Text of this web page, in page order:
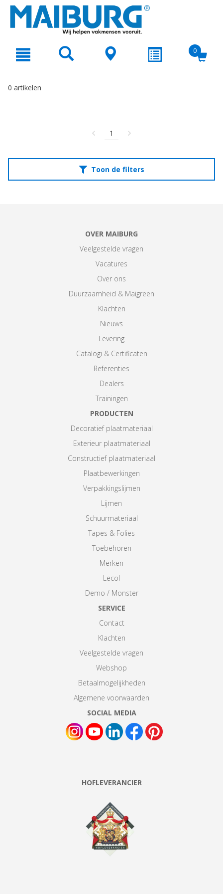
text.skipToNavigation
0
0 artikelen
1
Toon de filters
OVER MAIBURG
Veelgestelde vragen
Vacatures
Over ons
Duurzaamheid & Maigreen
Klachten
Nieuws
Levering
Catalogi & Certificaten
Referenties
Dealers
Trainingen
PRODUCTEN
Decoratief plaatmateriaal
Exterieur plaatmateriaal
Constructief plaatmateriaal
Plaatbewerkingen
Verpakkingslijmen
Lijmen
Schuurmateriaal
Tapes & Folies
Toebehoren
Merken
Lecol
Demo / Monster
SERVICE
Contact
Klachten
Veelgestelde vragen
Webshop
Betaalmogelijkheden
Algemene voorwaarden
SOCIAL MEDIA
HOFLEVERANCIER